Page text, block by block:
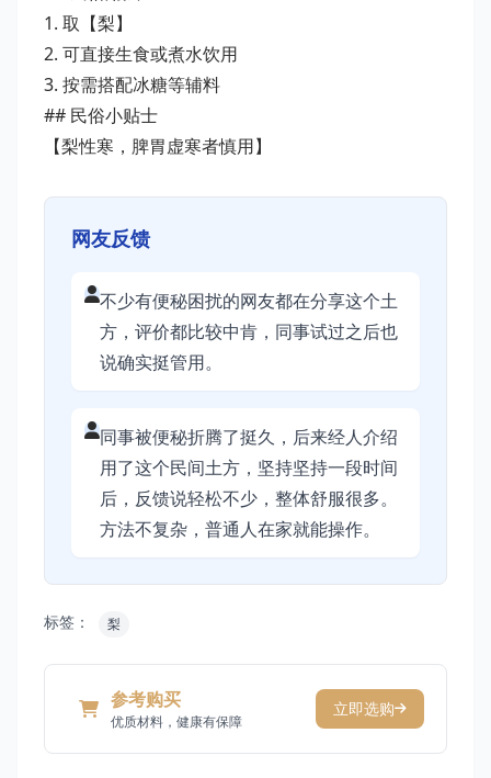
1. 取【梨】
2. 可直接生食或煮水饮用
3. 按需搭配冰糖等辅料
## 民俗小贴士
【梨性寒，脾胃虚寒者慎用】
网友反馈
不少有便秘困扰的网友都在分享这个土
方，评价都比较中肯，同事试过之后也
说确实挺管用。
同事被便秘折腾了挺久，后来经人介绍
用了这个民间土方，坚持坚持一段时间
后，反馈说轻松不少，整体舒服很多。
方法不复杂，普通人在家就能操作。
标签： 梨
参考购买
优质材料，健康有保障
立即选购